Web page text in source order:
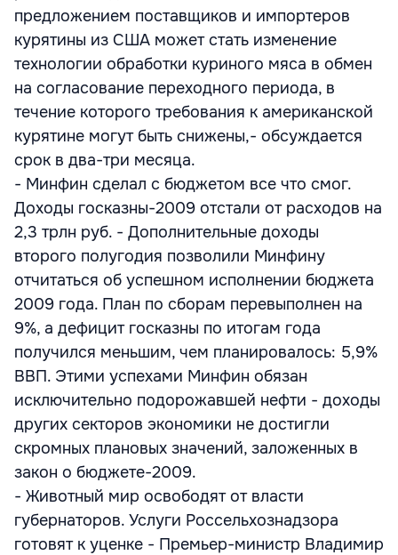
предложением поставщиков и импортеров
курятины из США может стать изменение
технологии обработки куриного мяса в обмен
на согласование переходного периода, в
течение которого требования к американской
курятине могут быть снижены,- обсуждается
срок в два-три месяца.
- Минфин сделал с бюджетом все что смог.
Доходы госказны-2009 отстали от расходов на
2,3 трлн руб. - Дополнительные доходы
второго полугодия позволили Минфину
отчитаться об успешном исполнении бюджета
2009 года. План по сборам перевыполнен на
9%, а дефицит госказны по итогам года
получился меньшим, чем планировалось: 5,9%
ВВП. Этими успехами Минфин обязан
исключительно подорожавшей нефти - доходы
других секторов экономики не достигли
скромных плановых значений, заложенных в
закон о бюджете-2009.
- Животный мир освободят от власти
губернаторов. Услуги Россельхознадзора
готовят к уценке - Премьер-министр Владимир